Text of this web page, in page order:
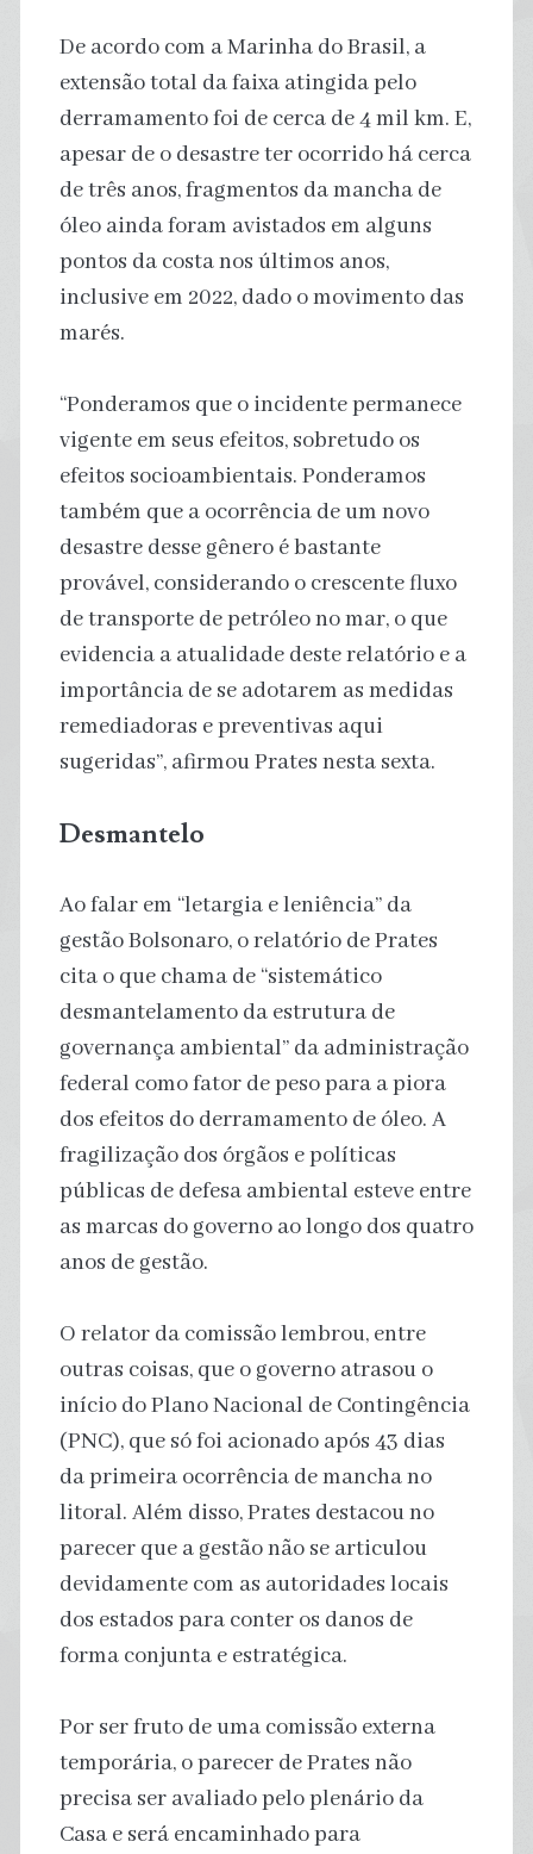
De acordo com a Marinha do Brasil, a
extensão total da faixa atingida pelo
derramamento foi de cerca de 4 mil km. E,
apesar de o desastre ter ocorrido há cerca
de três anos, fragmentos da mancha de
óleo ainda foram avistados em alguns
pontos da costa nos últimos anos,
inclusive em 2022, dado o movimento das
marés.
“Ponderamos que o incidente permanece
vigente em seus efeitos, sobretudo os
efeitos socioambientais. Ponderamos
também que a ocorrência de um novo
desastre desse gênero é bastante
provável, considerando o crescente fluxo
de transporte de petróleo no mar, o que
evidencia a atualidade deste relatório e a
importância de se adotarem as medidas
remediadoras e preventivas aqui
sugeridas”, afirmou Prates nesta sexta.
Desmantelo
Ao falar em “letargia e leniência” da
gestão Bolsonaro, o relatório de Prates
cita o que chama de “sistemático
desmantelamento da estrutura de
governança ambiental” da administração
federal como fator de peso para a piora
dos efeitos do derramamento de óleo. A
fragilização dos órgãos e políticas
públicas de defesa ambiental esteve entre
as marcas do governo ao longo dos quatro
anos de gestão.
O relator da comissão lembrou, entre
outras coisas, que o governo atrasou o
início do Plano Nacional de Contingência
(PNC), que só foi acionado após 43 dias
da primeira ocorrência de mancha no
litoral. Além disso, Prates destacou no
parecer que a gestão não se articulou
devidamente com as autoridades locais
dos estados para conter os danos de
forma conjunta e estratégica.
Por ser fruto de uma comissão externa
temporária, o parecer de Prates não
precisa ser avaliado pelo plenário da
Casa e será encaminhado para